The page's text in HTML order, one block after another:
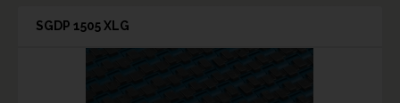
SGDP 1505 XLG